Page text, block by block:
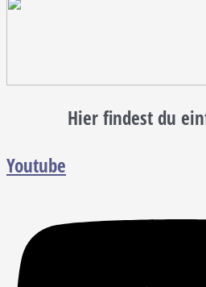
Hier findest du
Youtube